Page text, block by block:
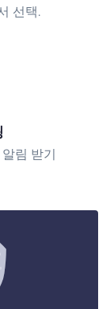
선택.
림 받기